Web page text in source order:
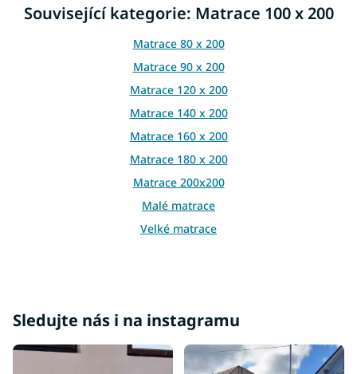
a
í
p
r
v
k
y
v
ý
p
i
s
u
Související kategorie: Matrace 100 x 200
Matrace 80 x 200
Matrace 90 x 200
Matrace 120 x 200
Matrace 140 x 200
Matrace 160 x 200
Matrace 180 x 200
Matrace 200x200
Malé matrace
Velké matrace
Sledujte nás i na instagramu